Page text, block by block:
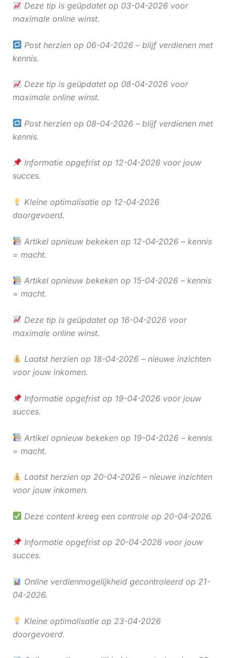
Deze tip is geüpdatet op 03-04-2026 voor
maximale online winst.
Post herzien op 06-04-2026 – blijf verdienen met
kennis.
Deze tip is geüpdatet op 08-04-2026 voor
maximale online winst.
Post herzien op 08-04-2026 – blijf verdienen met
kennis.
Informatie opgefrist op 12-04-2026 voor jouw
succes.
Kleine optimalisatie op 12-04-2026
doorgevoerd.
Artikel opnieuw bekeken op 12-04-2026 – kennis
= macht.
Artikel opnieuw bekeken op 15-04-2026 – kennis
= macht.
Deze tip is geüpdatet op 16-04-2026 voor
maximale online winst.
Laatst herzien op 18-04-2026 – nieuwe inzichten
voor jouw inkomen.
Informatie opgefrist op 19-04-2026 voor jouw
succes.
Artikel opnieuw bekeken op 19-04-2026 – kennis
= macht.
Laatst herzien op 20-04-2026 – nieuwe inzichten
voor jouw inkomen.
Deze content kreeg een controle op 20-04-2026.
Informatie opgefrist op 20-04-2026 voor jouw
succes.
Online verdienmogelijkheid gecontroleerd op 21-
04-2026.
Kleine optimalisatie op 23-04-2026
doorgevoerd.